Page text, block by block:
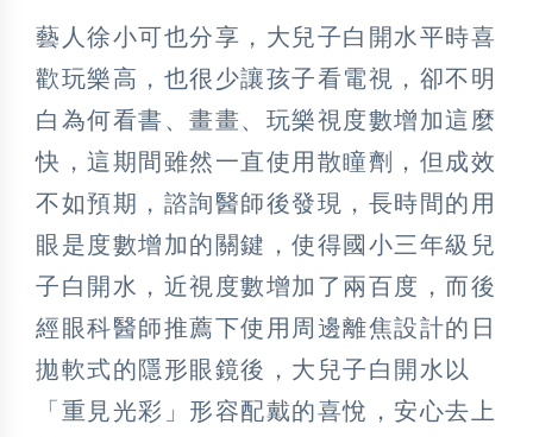
藝人徐小可也分享，大兒子白開水平時喜
歡玩樂高，也很少讓孩子看電視，卻不明
白為何看書、畫畫、玩樂視度數增加這麼
快，這期間雖然一直使用散瞳劑，但成效
不如預期，諮詢醫師後發現，長時間的用
眼是度數增加的關鍵，使得國小三年級兒
子白開水，近視度數增加了兩百度，而後
經眼科醫師推薦下使用周邊離焦設計的日
拋軟式的隱形眼鏡後，大兒子白開水以
「重見光彩」形容配戴的喜悅，安心去上